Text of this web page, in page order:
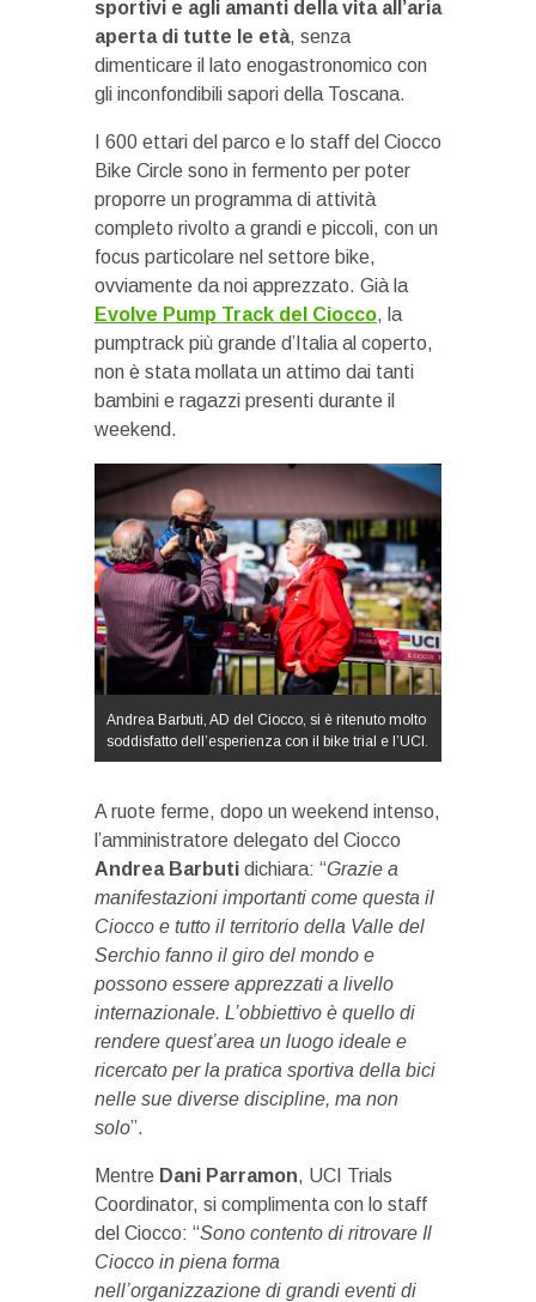
sportivi e agli amanti della vita all’aria
aperta di tutte le età, senza
dimenticare il lato enogastronomico con
gli inconfondibili sapori della Toscana.
I 600 ettari del parco e lo staff del Ciocco
Bike Circle sono in fermento per poter
proporre un programma di attività
completo rivolto a grandi e piccoli, con un
focus particolare nel settore bike,
ovviamente da noi apprezzato. Già la
Evolve Pump Track del Ciocco, la
pumptrack più grande d’Italia al coperto,
non è stata mollata un attimo dai tanti
bambini e ragazzi presenti durante il
weekend.
Andrea Barbuti, AD del Ciocco, si è ritenuto molto
soddisfatto dell’esperienza con il bike trial e l’UCI.
A ruote ferme, dopo un weekend intenso,
l’amministratore delegato del Ciocco
Andrea Barbuti dichiara: “Grazie a
manifestazioni importanti come questa il
Ciocco e tutto il territorio della Valle del
Serchio fanno il giro del mondo e
possono essere apprezzati a livello
internazionale. L’obbiettivo è quello di
rendere quest’area un luogo ideale e
ricercato per la pratica sportiva della bici
nelle sue diverse discipline, ma non
solo”.
Mentre Dani Parramon, UCI Trials
Coordinator, si complimenta con lo staff
del Ciocco: “Sono contento di ritrovare Il
Ciocco in piena forma
nell’organizzazione di grandi eventi di